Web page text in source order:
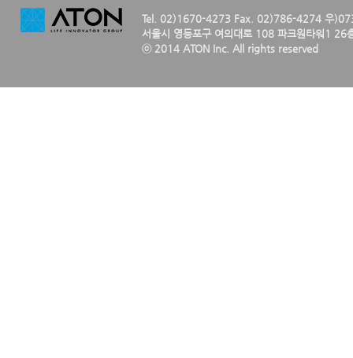
Tel. 02)1670-4273 Fax. 02)786-4274 우
서울시 영등포구 여의대로 108 파크원타워1 26
ⓒ 2014 ATON Inc. All rights reserved